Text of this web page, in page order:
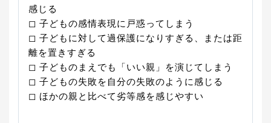
感じる
◻︎ 子どもの感情表現に戸惑ってしまう
◻︎ 子どもに対して過保護になりすぎる、または距
離を置きすぎる
◻︎ 子どものまえでも「いい親」を演じてしまう
◻︎ 子どもの失敗を自分の失敗のように感じる
◻︎ ほかの親と比べて劣等感を感じやすい